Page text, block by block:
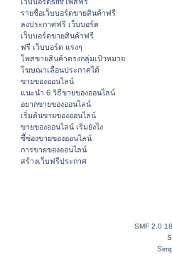
รายชื่อเว็บบอร์ดขายสินค้าฟรี
ลงประกาศฟรี เว็บบอร์ด
เว็บบอร์ดขายสินค้าฟรี
ฟรี เว็บบอร์ด แรงๆ
โพสขายสินค้าตรงกลุ่มเป้าหมาย
โฆษณาเลื่อนประกาศได้
ขายของออนไลน์
แนะนำ 6 วิธีขายของออนไลน์
อยากขายของออนไลน์
เริ่มต้นขายของออนไลน์
ขายของออนไลน์ เริ่มยังไง
ชี้ช่องขายของออนไลน์
การขายของออนไลน์
สร้างเว็บฟรีประกาศ
SMF 2.0.18